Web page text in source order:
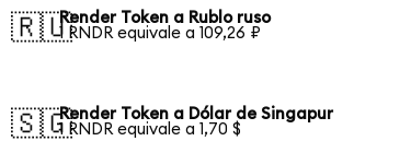
🇷🇺Render Token a Rublo ruso
1 RNDR equivale a 109,26 ₽
🇸🇬Render Token a Dólar de Singapur
1 RNDR equivale a 1,70 $